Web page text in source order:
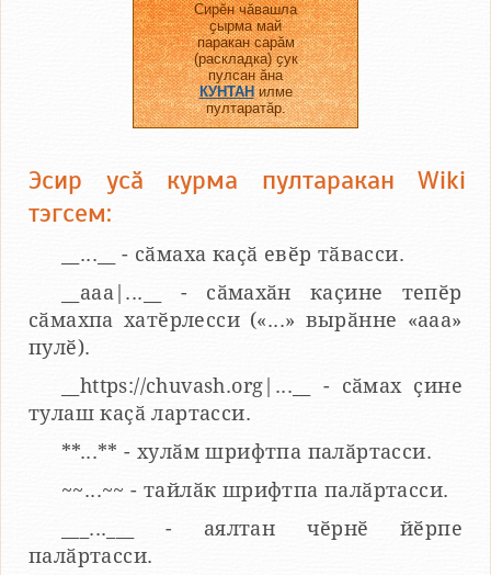
Сирӗн чӑвашла
ҫырма май
паракан сарӑм
(раскладка) ҫук
пулсан ӑна
КУНТАНилме
пултаратӑр.
Эсир усӑ курма пултаракан Wiki
тэгсем:
__...__ - сӑмаха каҫӑ евӗр тӑвасси.
__aaa|...__ - сӑмахӑн каҫине тепӗр
сӑмахпа хатӗрлесси («...» вырӑнне «ааа»
пулӗ).
__https://chuvash.org|...__ - сӑмах ҫине
тулаш каҫӑ лартасси.
**...** - хулӑм шрифтпа палӑртасси.
~~...~~ - тайлӑк шрифтпа палӑртасси.
___...___ - аялтан чӗрнӗ йӗрпе
палӑртасси.